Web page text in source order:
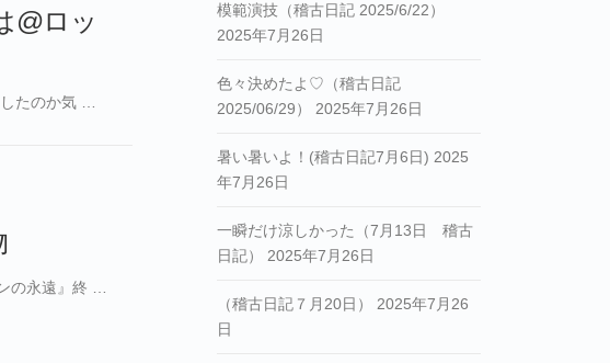
@ロッ
たのか気 …
の永遠』終 …
模範演技（稽古日記 2025/6/22）
2025年7月26日
色々決めたよ♡（稽古日記
2025/06/29）
2025年7月26日
暑い暑いよ！(稽古日記7月6日) 2025
年7月26日
一瞬だけ涼しかった（7月13日 稽古
日記）
2025年7月26日
（稽古日記７月20日）
2025年7月26
日